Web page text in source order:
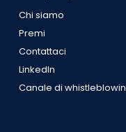
Chi siamo
Premi
Contattaci
LinkedIn
Canale di